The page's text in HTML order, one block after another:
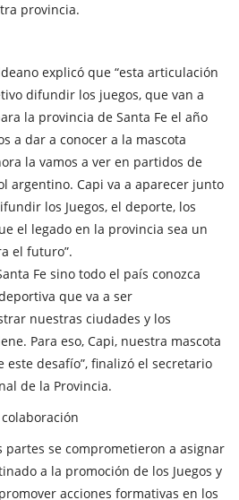
provincia.
explicó que “esta articulación
difundir los juegos, que van a
la provincia de Santa Fe el año
a dar a conocer a la mascota
la vamos a ver en partidos de
argentino. Capi va a aparecer junto
los Juegos, el deporte, los
el legado en la provincia sea un
el futuro”.
Fe sino todo el país conozca
que va a ser
nuestras ciudades y los
Para eso, Capi, nuestra mascota
este desafío”, finalizó el secretario
de la Provincia.
partes se comprometieron a asignar
a la promoción de los Juegos y
acciones formativas en los